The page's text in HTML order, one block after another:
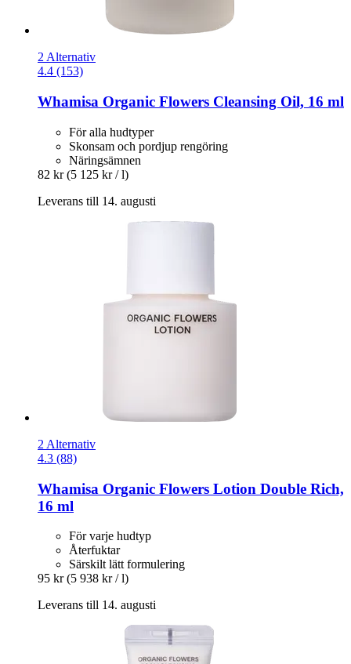
2 Alternativ
4.4 (153)
Whamisa Organic Flowers Cleansing Oil, 16 ml
För alla hudtyper
Skonsam och pordjup rengöring
Näringsämnen
82 kr (5 125 kr / l)
Leverans till 14. augusti
2 Alternativ
4.3 (88)
Whamisa Organic Flowers Lotion Double Rich,
16 ml
För varje hudtyp
Återfuktar
Särskilt lätt formulering
95 kr (5 938 kr / l)
Leverans till 14. augusti